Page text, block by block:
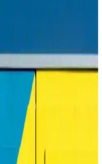
ve çevre dostu özellikleriyle
sunar. Doğru toner seçimi,
Kalite ve
ve dayanıklılık sağlayan,
Orijinal kullanımıyla
uzatın.